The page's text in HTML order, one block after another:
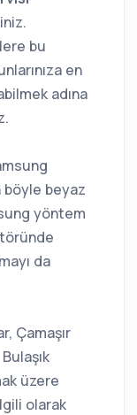
bu
en
adına
böyle beyaz
yöntem
da
Çamaşır
üzere
olarak